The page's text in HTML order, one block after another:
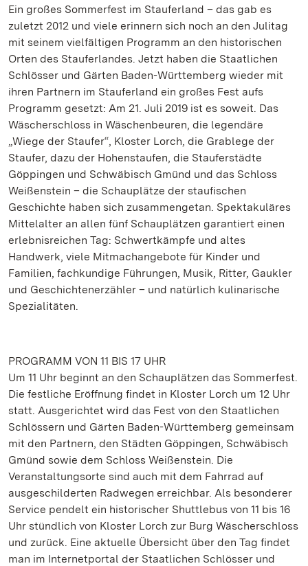
Ein großes Sommerfest im Stauferland – das gab es
zuletzt 2012 und viele erinnern sich noch an den Julitag
mit seinem vielfältigen Programm an den historischen
Orten des Stauferlandes. Jetzt haben die Staatlichen
Schlösser und Gärten Baden-Württemberg wieder mit
ihren Partnern im Stauferland ein großes Fest aufs
Programm gesetzt: Am 21. Juli 2019 ist es soweit. Das
Wäscherschloss in Wäschenbeuren, die legendäre
„Wiege der Staufer“, Kloster Lorch, die Grablege der
Staufer, dazu der Hohenstaufen, die Stauferstädte
Göppingen und Schwäbisch Gmünd und das Schloss
Weißenstein – die Schauplätze der staufischen
Geschichte haben sich zusammengetan. Spektakuläres
Mittelalter an allen fünf Schauplätzen garantiert einen
erlebnisreichen Tag: Schwertkämpfe und altes
Handwerk, viele Mitmachangebote für Kinder und
Familien, fachkundige Führungen, Musik, Ritter, Gaukler
und Geschichtenerzähler – und natürlich kulinarische
Spezialitäten.
PROGRAMM VON 11 BIS 17 UHR
Um 11 Uhr beginnt an den Schauplätzen das Sommerfest.
Die festliche Eröffnung findet in Kloster Lorch um 12 Uhr
statt. Ausgerichtet wird das Fest von den Staatlichen
Schlössern und Gärten Baden-Württemberg gemeinsam
mit den Partnern, den Städten Göppingen, Schwäbisch
Gmünd sowie dem Schloss Weißenstein. Die
Veranstaltungsorte sind auch mit dem Fahrrad auf
ausgeschilderten Radwegen erreichbar. Als besonderer
Service pendelt ein historischer Shuttlebus von 11 bis 16
Uhr stündlich von Kloster Lorch zur Burg Wäscherschloss
und zurück. Eine aktuelle Übersicht über den Tag findet
man im Internetportal der Staatlichen Schlösser und